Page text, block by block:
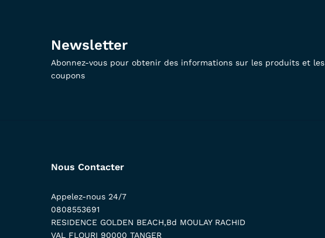
Newsletter
Abonnez-vous pour obtenir des informations sur les produits et les
coupons
Nous Contacter
Appelez-nous 24/7
0808553691
RESIDENCE GOLDEN BEACH,Bd MOULAY RACHID
VAL FLOURI 90000 TANGER